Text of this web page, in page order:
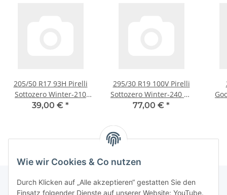
Wie wir Cookies & Co nutzen
Durch Klicken auf „Alle akzeptieren“ gestatten Sie den
Einsatz folgender Dienste auf unserer Website: YouTube.
205/50 R17 93H Pirelli
Sottozero Winter-210
RFT Winterreifen
39,00 € *
295/30 R19 100V Pirelli
Sottozero Winter-240 N-
1 Winterreifen
77,00 € *